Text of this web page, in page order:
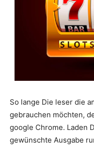
So lange Die leser die
gebrauchen möchten,
google Chrome. Laden
gewünschte Ausgabe